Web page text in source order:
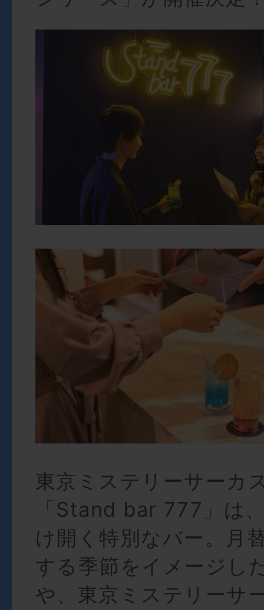
東京ミステリーサーカ
「Stand bar 777」は
け開く特別なバー。月
する季節をイメージし
や、東京ミステリーサ